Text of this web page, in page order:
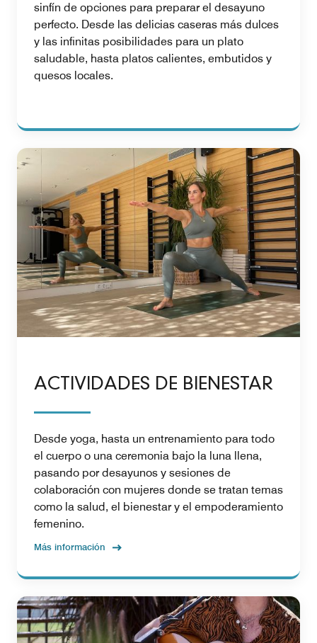
sinfín de opciones para preparar el desayuno
perfecto. Desde las delicias caseras más dulces
y las infinitas posibilidades para un plato
saludable, hasta platos calientes, embutidos y
quesos locales.
ACTIVIDADES DE BIENESTAR
Desde yoga, hasta un entrenamiento para todo
el cuerpo o una ceremonia bajo la luna llena,
pasando por desayunos y sesiones de
colaboración con mujeres donde se tratan temas
como la salud, el bienestar y el empoderamiento
femenino.
Más información